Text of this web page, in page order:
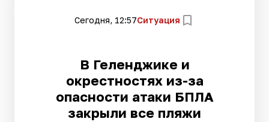
Сегодня, 12:57Ситуация
В Геленджике и
окрестностях из-за
опасности атаки БПЛА
закрыли все пляжи